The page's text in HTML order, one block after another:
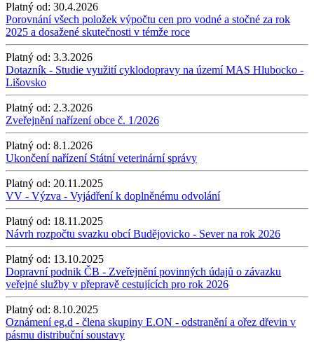
Platný od: 30.4.2026
Porovnání všech položek výpočtu cen pro vodné a stočné za rok
2025 a dosažené skutečnosti v témže roce
Platný od: 3.3.2026
Dotazník - Studie využití cyklodopravy na území MAS Hlubocko -
Lišovsko
Platný od: 2.3.2026
Zveřejnění nařízení obce č. 1/2026
Platný od: 8.1.2026
Ukončení nařízení Státní veterinární správy
Platný od: 20.11.2025
VV - Výzva - Vyjádření k doplněnému odvolání
Platný od: 18.11.2025
Návrh rozpočtu svazku obcí Budějovicko - Sever na rok 2026
Platný od: 13.10.2025
Dopravní podnik ČB - Zveřejnění povinných údajů o závazku
veřejné služby v přepravě cestujících pro rok 2026
Platný od: 8.10.2025
Oznámení eg.d - člena skupiny E.ON - odstranění a ořez dřevin v
pásmu distribuční soustavy